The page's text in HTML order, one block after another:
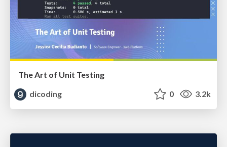
The Art of Unit Testing
dicoding
0 3.2k